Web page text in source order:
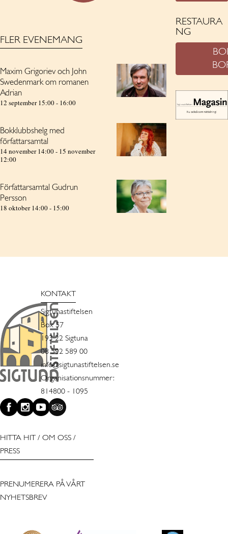
FLER EVENEMANG
Maxim Grigoriev och John
Swedenmark om romanen
Adrian
12 september 15:00- 16:00
Bokklubbshelg med
författarsamtal
14 november 14:00- 15 november
12:00
Författarsamtal Gudrun
Persson
18 oktober 14:00- 15:00
RESTAURA
NG
KONTAKT
Sigtunastiftelsen
Box 57
193 22 Sigtuna
08 592 589 00
info@sigtunastiftelsen.se
Organisationsnummer:
814800 - 1095
HITTA HIT / OM OSS /
PRESS
PRENUMERERA PÅ VÅRT
NYHETSBREV